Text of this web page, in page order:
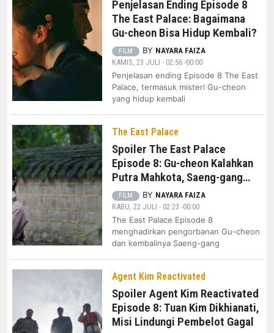
Penjelasan Ending Episode 8
The East Palace: Bagaimana
Gu-cheon Bisa Hidup Kembali?
FILM BY NAYARA FAIZA
KAMIS, 23 JULI - 02:56 -00:00
Penjelasan ending Episode 8 The East
Palace, termasuk misteri Gu-cheon
yang hidup kembali
The East Palace
Spoiler The East Palace
Episode 8: Gu-cheon Kalahkan
Putra Mahkota, Saeng-gang
Hidup Lagi
FILM BY NAYARA FAIZA
RABU, 22 JULI - 02:23 -00:00
The East Palace Episode 8
menghadirkan pengorbanan Gu-cheon
dan kembalinya Saeng-gang
Agent Kim Reactivated
Spoiler Agent Kim Reactivated
Episode 8: Tuan Kim Dikhianati,
Misi Lindungi Pembelot Gagal